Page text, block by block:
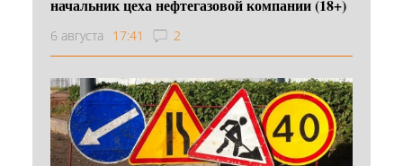
начальник цеха нефтегазовой компании (18+)
6 августа 17:41 2